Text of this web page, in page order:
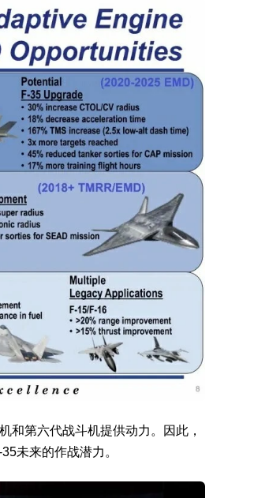
和第六代战斗机提供动力。因此，
未来的作战潜力。